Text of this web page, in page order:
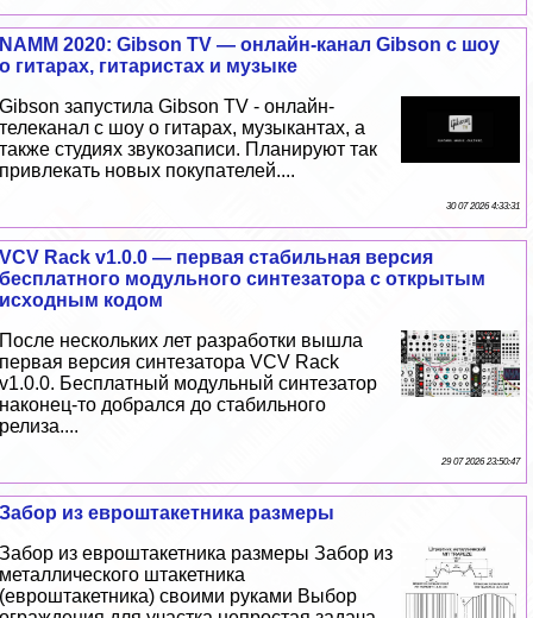
NAMM 2020: Gibson TV — онлайн-канал Gibson с шоу
о гитарах, гитаристах и музыке
Gibson запустила Gibson TV - онлайн-
телеканал с шоу о гитарах, музыкантах, а
также студиях звукозаписи. Планируют так
привлекать новых покупателей....
30 07 2026 4:33:31
VCV Rack v1.0.0 — первая стабильная версия
бесплатного модульного синтезатора с открытым
исходным кодом
После нескольких лет разработки вышла
первая версия синтезатора VCV Rack
v1.0.0. Бесплатный модульный синтезатор
наконец-то добрался до стабильного
релиза....
29 07 2026 23:50:47
Забор из евроштакетника размеры
Забор из евроштакетника размеры Забор из
металлического штакетника
(евроштакетника) своими руками Выбор